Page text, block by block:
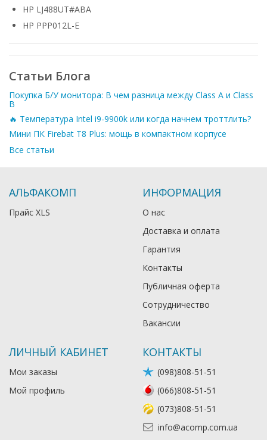
HP LJ488UT#ABA
HP PPP012L-E
Статьи Блога
Покупка Б/У монитора: В чем разница между Class A и Class
B
🔥 Температура Intel i9-9900k или когда начнем троттлить?
Мини ПК Firebat T8 Plus: мощь в компактном корпусе
Все статьи
АЛЬФАКОМП
Прайс XLS
ИНФОРМАЦИЯ
О нас
Доставка и оплата
Гарантия
Контакты
Публичная оферта
Сотрудничество
Вакансии
ЛИЧНЫЙ КАБИНЕТ
Мои заказы
Мой профиль
КОНТАКТЫ
(098)808-51-51
(066)808-51-51
(073)808-51-51
info@acomp.com.ua